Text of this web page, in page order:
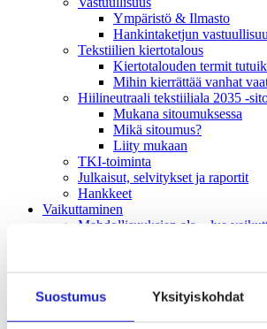
Suostumus Yksityiskohdat
Ympäristö & Ilmasto
Hankintaketjun
Tekstiilien kiertotalous
Kiertotalouden termit
Mihin kierrättää vanhat
Hiilineutraali tekstiiliala 2035 -
Mukana sitoumuksessa
Mikä sitoumus?
Liity mukaan
TKI-toiminta
Julkaisut, selvitykset ja raportit
Hankkeet
Vaikuttaminen
Mahdollisuuksien ala – lue
EU-vaalit 2024: Reilut
elinvoimaisen tekstiili- ja
Euroopassa
Tekstiili- ja muotialasta
Suomesta tekstiilialan
vastuullisuuden